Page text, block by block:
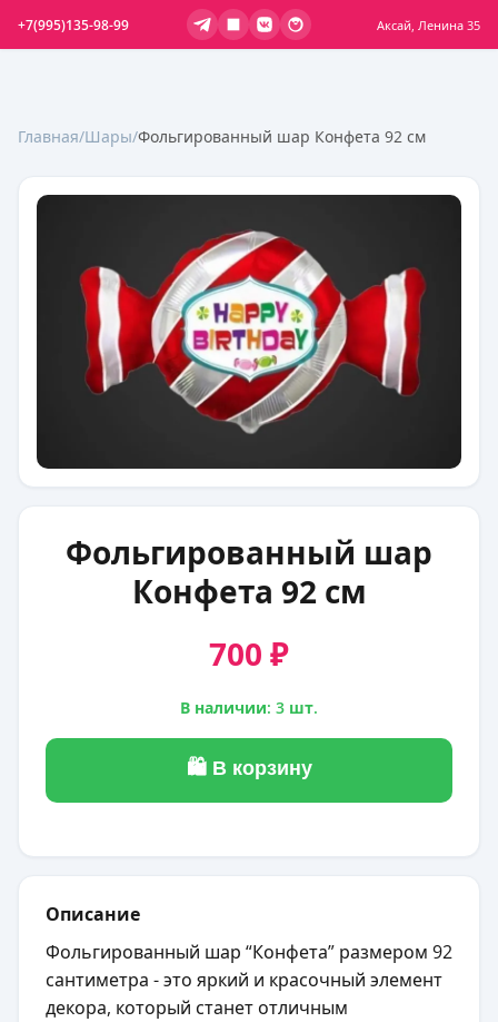
+7(995)135-98-99 Аксай, Ленина 35
Главная/Шары/Фольгированный шар Конфета 92 см
Фольгированный шар
Конфета 92 см
700 ₽
В наличии: 3 шт.
🛍 В корзину
Описание
Фольгированный шар “Конфета” размером 92
сантиметра - это яркий и красочный элемент
декора, который станет отличным